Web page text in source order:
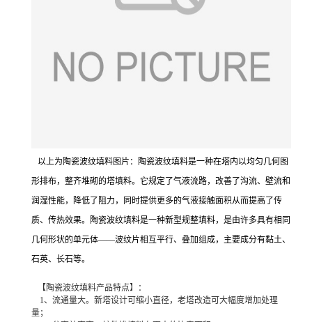
以上为陶瓷波纹填料图片：陶瓷波纹填料是一种在塔内以均匀几何图
形排布，整齐堆砌的塔填料。它规定了气液流路，改善了沟流、壁流和
润湿性能，降低了阻力，同时提供更多的气液接触面积从而提高了传
质、传热效果。
陶瓷波纹填料是一种新型规整填料，是由许多具有相同
几何形状的单元体——波纹片相互平行、叠加组成，主要成分有黏土、
石英、长石等。
【陶瓷波纹填料产品特点】：
1、流通量大。新塔设计可缩小直径，老塔改造可大幅度增加处理
量；